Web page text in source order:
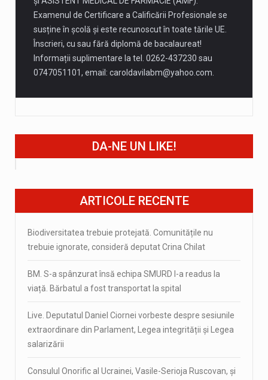
Examenul de Certificare a Calificării Profesionale se
susține în școlă și este recunoscut în toate tările UE.
Înscrieri, cu sau fără diplomă de bacalaureat!
Informații suplimentare la tel. 0262-437230 sau
0747051101, email: caroldavilabm@yahoo.com
DA-NE UN LIKE!
ARTICOLE RECENTE
Biodiversitatea trebuie protejată. Comunitățile nu
trebuie ignorate, consideră deputat Crina Chilat
BM. S-a spânzurat însă echipa SMURD l-a readus la
viață. Bărbatul a fost transportat la spital
Live. Deputatul Daniel Ciornei vorbeste despre sesiunile
extraordinare din Parlament, Legea integrității și Legea
salarizării
Consulul Onorific al Ucrainei, Vasile-Serioja Ruscovan, și